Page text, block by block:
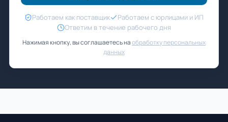
Работаем как поставщик
Работаем с юрлицами и ИП
Ответим в течение рабочего дня
Нажимая кнопку, вы соглашаетесь наобработку персональных
данных